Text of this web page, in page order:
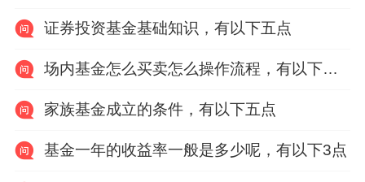
证券投资基金基础知识，有以下五点
场内基金怎么买卖怎么操作流程，有以下四个步骤
家族基金成立的条件，有以下五点
基金一年的收益率一般是多少呢，有以下3点